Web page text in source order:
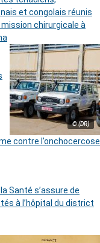
et congolais réunis
chirurgicale à
© (DR)
contre l’onchocercose
Santé s’assure de
à l’hôpital du district